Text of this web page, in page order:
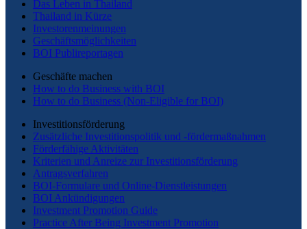
Das Leben in Thailand
Thailand in Kürze
Investorenmeinungen
Geschäftsmöglichkeiten
BOI Publireportagen
Geschäfte machen
How to do Business with BOI
How to do Business (Non-Eligible for BOI)
Investitionsförderung
Zusätzliche Investitionspolitik und -fördermaßnahmen
Förderfähige Aktivitäten
Kriterien und Anreize zur Investitionsförderung
Antragsverfahren
BOI-Formulare und Online-Dienstleistungen
BOI Ankündigungen
Investment Promotion Guide
Practice After Being Investment Promotion